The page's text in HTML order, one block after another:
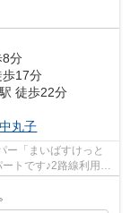
8分
歩17分
駅 徒歩22分
中丸子
ー「まいばすけっと
トです♪2路線利用可